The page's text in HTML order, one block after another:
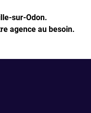
sur-Odon.
agence au besoin.